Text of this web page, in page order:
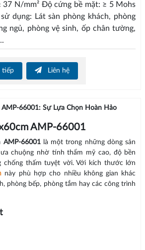
37 N/mm² Độ cứng bề mặt: ≥ 5 Mohs
dụng: Lát sàn phòng khách, phòng
ngủ, phòng vệ sinh, ốp chân tường,
tiếp Liên hệ
66001: Sự Lựa Chọn Hoàn Hảo
AMP-66001
AMP-66001là một trong những dòng sản
chuộng nhờ tính thẩm mỹ cao, độ bền
chống thấm tuyệt vời. Với kích thước lớn
này phù hợp cho nhiều không gian khác
phòng bếp, phòng tắm hay các công trình